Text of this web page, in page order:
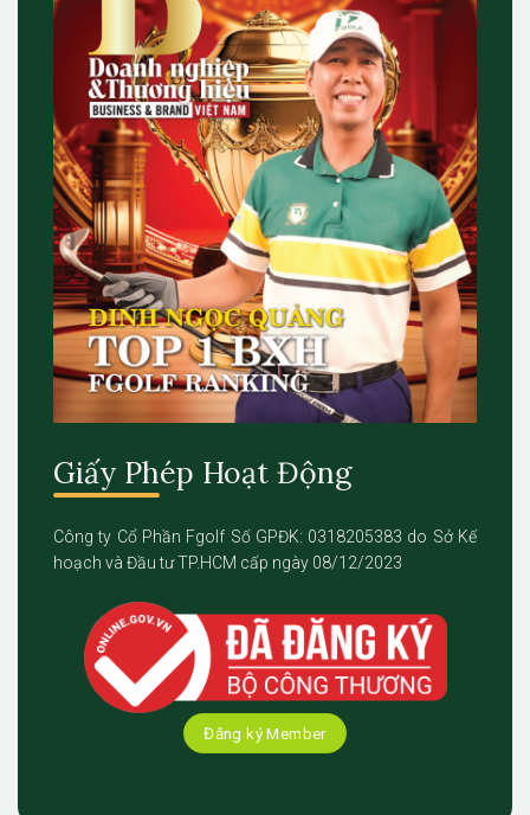
Giấy Phép Hoạt Động
Công ty Cổ Phần Fgolf Số GPĐK: 0318205383 do Sở Kế
hoạch và Đầu tư TP.HCM cấp ngày 08/12/2023
Đăng ký Member